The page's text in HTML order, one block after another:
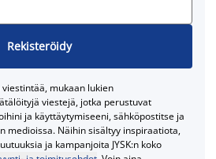
Rekisteröidy
mukaan lukien
viestejä, jotka perustuvat
ja käyttäytymiseeni, sähköpostitse ja
medioissa. Näihin sisältyy inspiraatiota,
ja kampanjoita JYSK:n koko